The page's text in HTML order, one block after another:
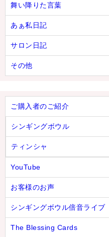
舞い降りた言葉
あぁ私日記
サロン日記
その他
ご購入者のご紹介
シンギングボウル
ティンシャ
YouTube
お客様のお声
シンギングボウル倍音ライブ
The Blessing Cards